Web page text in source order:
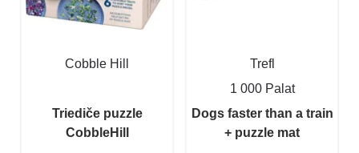
Cobble Hill
Triediče puzzle
CobbleHill
Trefl
1 000 Palat
Dogs faster than a train
+ puzzle mat